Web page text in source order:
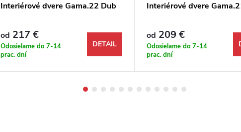
Interiérové dvere Gama.22 Dub
od 217 €
Odosielame do 7-14
prac. dní
DETAIL
Interiérové dvere
od 209 €
Odosielame do 7-14
prac. dní